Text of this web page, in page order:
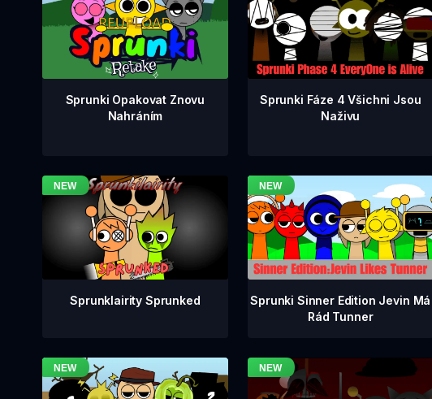
Sprunki Opakovat Znovu
Nahráním
Sprunki Fáze 4 Všichni Jsou
Naživu
Sprunklairity Sprunked
Sprunki Sinner Edition Jevin Má
Rád Tunner